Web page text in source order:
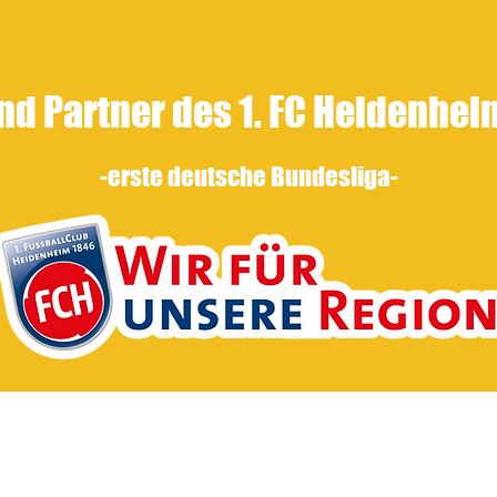
Partner des 1. FC
-erstedeutsche Bundesliga-